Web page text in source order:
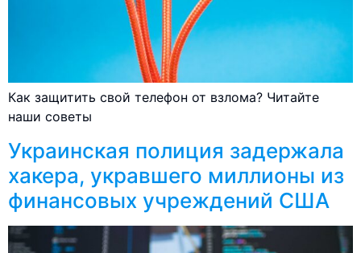
Как защитить свой телефон от взлома? Читайте
наши советы
Украинская полиция задержала
хакера, укравшего миллионы из
финансовых учреждений США